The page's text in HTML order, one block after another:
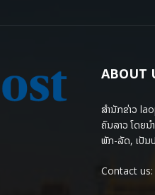
ABOUT
ສຳນັກຂ່າວ
ຄົນລາວ ໂດຍນ
ພັກ-ລັດ, ເປັນ
Contact us: